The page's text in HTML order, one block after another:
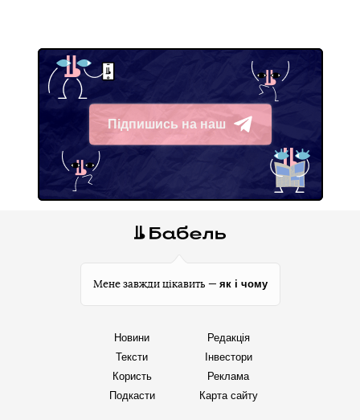
Підпишись на наш
Telegram
Мене завжди цікавить — як і чому
Новини
Тексти
Користь
Подкасти
Редакція
Інвестори
Реклама
Карта сайту